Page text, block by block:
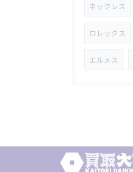
ネックレス
ロレックス
エルメス